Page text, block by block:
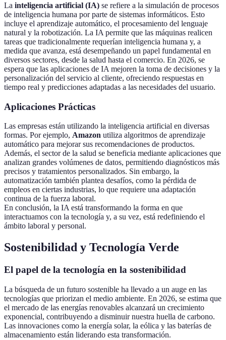
La inteligencia artificial (IA) se refiere a la simulación de procesos
de inteligencia humana por parte de sistemas informáticos. Esto
incluye el aprendizaje automático, el procesamiento del lenguaje
natural y la robotización. La IA permite que las máquinas realicen
tareas que tradicionalmente requerían inteligencia humana y, a
medida que avanza, está desempeñando un papel fundamental en
diversos sectores, desde la salud hasta el comercio. En 2026, se
espera que las aplicaciones de IA mejoren la toma de decisiones y la
personalización del servicio al cliente, ofreciendo respuestas en
tiempo real y predicciones adaptadas a las necesidades del usuario.
Aplicaciones Prácticas
Las empresas están utilizando la inteligencia artificial en diversas
formas. Por ejemplo, Amazon utiliza algoritmos de aprendizaje
automático para mejorar sus recomendaciones de productos.
Además, el sector de la salud se beneficia mediante aplicaciones que
analizan grandes volúmenes de datos, permitiendo diagnósticos más
precisos y tratamientos personalizados. Sin embargo, la
automatización también plantea desafíos, como la pérdida de
empleos en ciertas industrias, lo que requiere una adaptación
continua de la fuerza laboral.
En conclusión, la IA está transformando la forma en que
interactuamos con la tecnología y, a su vez, está redefiniendo el
ámbito laboral y personal.
Sostenibilidad y Tecnología Verde
El papel de la tecnología en la sostenibilidad
La búsqueda de un futuro sostenible ha llevado a un auge en las
tecnologías que priorizan el medio ambiente. En 2026, se estima que
el mercado de las energías renovables alcanzará un crecimiento
exponencial, contribuyendo a disminuir nuestra huella de carbono.
Las innovaciones como la energía solar, la eólica y las baterías de
almacenamiento están liderando esta transformación.